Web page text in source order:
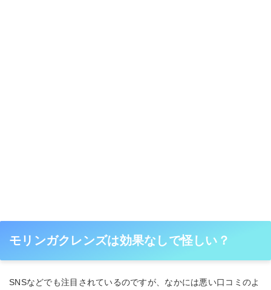
モリンガクレンズは効果なしで怪しい？
SNSなどでも注目されているのですが、なかには悪い口コミのよ